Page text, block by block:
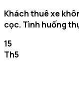
Khách thuê xe
cọc. Tình huống
15
Th5